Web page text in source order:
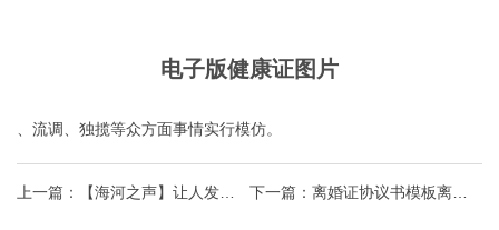
电子版健康证图片
、流调、独揽等众方面事情实行模仿。
上一篇： 【海河之声】让人发愁 下一篇： 离婚证协议书模板离异